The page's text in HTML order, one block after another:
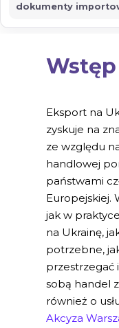
Wstęp
Eksport na
zyskuje na
ze względu
handlowej
państwami
Europejskiej.
jak w
na Ukrainę,
potrzebne,
przestrzegać
sobą handel
również o
Akcyza
dokumenty